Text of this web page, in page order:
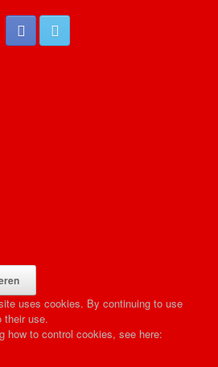
uses cookies. By continuing to use
their use.
how to control cookies, see here: